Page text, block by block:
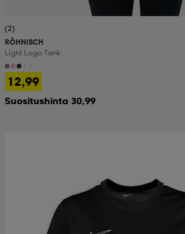
(2)
RÖHNISCH
Light Logo Tank
12,99
Suositushinta 30,99